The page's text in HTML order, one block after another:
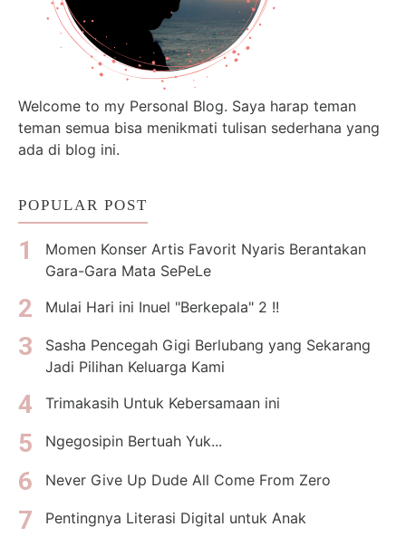
Welcome to my Personal Blog. Saya harap teman
teman semua bisa menikmati tulisan sederhana yang
ada di blog ini.
POPULAR POST
Momen Konser Artis Favorit Nyaris Berantakan
Gara-Gara Mata SePeLe
Mulai Hari ini Inuel "Berkepala" 2 !!
Sasha Pencegah Gigi Berlubang yang Sekarang
Jadi Pilihan Keluarga Kami
Trimakasih Untuk Kebersamaan ini
Ngegosipin Bertuah Yuk...
Never Give Up Dude All Come From Zero
Pentingnya Literasi Digital untuk Anak